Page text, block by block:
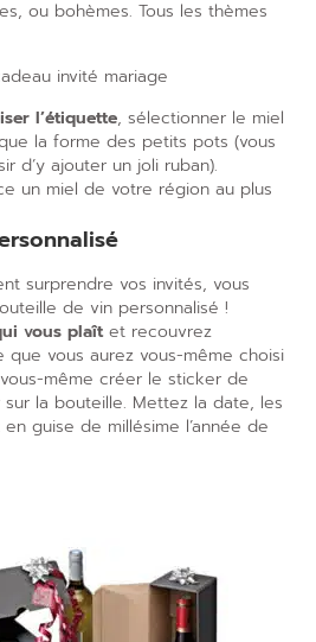
ou bohèmes. Tous les thèmes
l’étiquette, sélectionner le miel
la forme des petits pots (vous
d’y ajouter un joli ruban).
un miel de votre région au plus
surprendre vos invités, vous
de vin personnalisé !
vous plaît et recouvrez
que vous aurez vous-même choisi
même créer le sticker de
la bouteille. Mettez la date, les
guise de millésime l’année de